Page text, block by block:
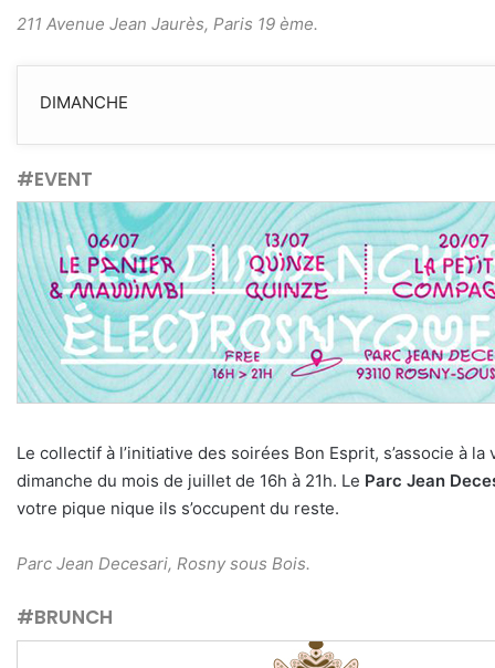
211 Avenue Jean Jaurès, Paris 19 ème.
DIMANCHE
#EVENT
Le collectif à l’initiative des soirées Bon Esprit, s’associe à
dimanche du mois de juillet de 16h à 21h. Le Parc Jean
votre pique nique ils s’occupent du reste.
Parc Jean Decesari, Rosny sous Bois.
#BRUNCH